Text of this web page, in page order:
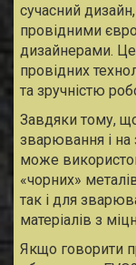
сучасний
провідними
дизайнерами. Це
провідних
та зручністю
Завдяки тому,
зварювання і на
може
«чорних»
так і для
матеріалів з
Якщо говорити